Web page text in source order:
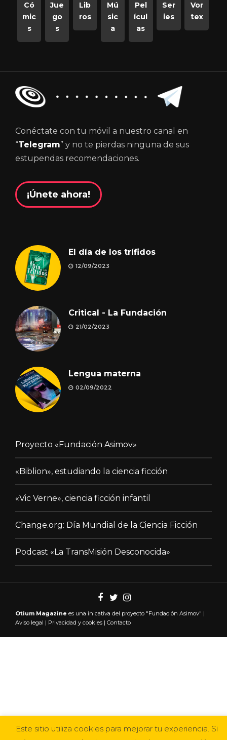
Có
mic
s
Jue
go
s
Lib
ros
Mú
sic
a
Pel
ícul
as
Ser
ies
Vor
tex
Conéctate con tu móvil a nuestro canal en
“Telegram” y no te pierdas ninguna de sus
estupendas recomendaciones.
¡Únete ahora!
El día de los trífidos
12/09/2023
Critical - La Fundación
21/02/2023
Lengua materna
02/09/2022
Proyecto «Fundación Asimov»
«Biblion», estudiando la ciencia ficción
«Vic Verne», ciencia ficción infantil
Change.org: Día Mundial de la Ciencia Ficción
Podcast «La TransMisión Desconocida»
Otium Magazine es una inicativa del proyecto "Fundación Asimov" |
Aviso legal | Privacidad y cookies | Contacto
Este sitio utiliza cookies para mejorar tu experiencia. Si